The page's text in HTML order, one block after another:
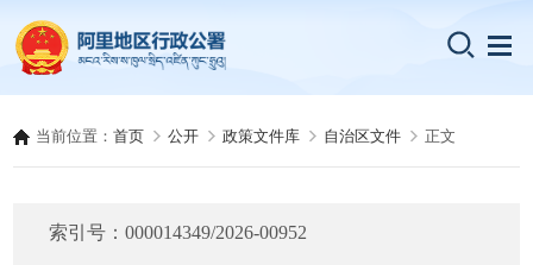
当前位置：首页 公开 政策文件库 自治区文件 正文
索引号：000014349/2026-00952